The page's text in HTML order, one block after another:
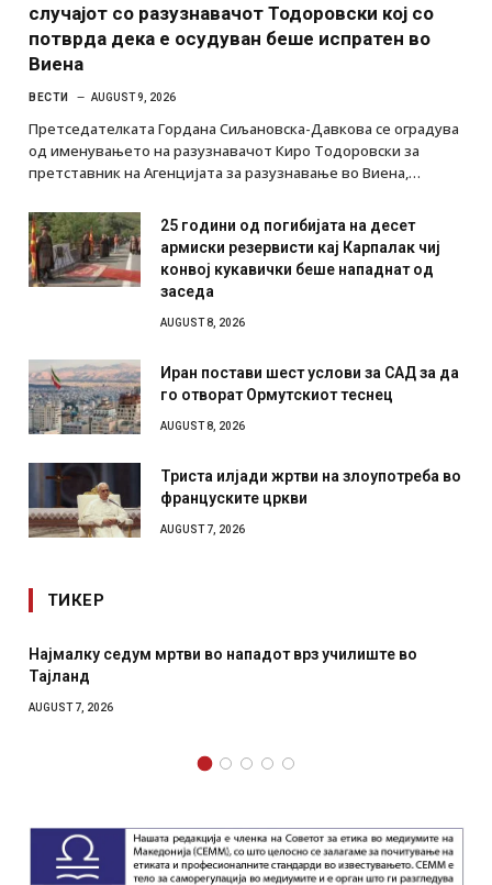
случајот со разузнавачот Тодоровски кој со
потврда дека е осудуван беше испратен во
Виена
ВЕСТИ AUGUST 9, 2026
Претседателката Гордана Сиљановска-Давкова се оградува
од именувањето на разузнавачот Киро Тодоровски за
претставник на Агенцијата за разузнавање во Виена,…
25 години од погибијата на десет
армиски резервисти кај Карпалак чиј
конвој кукавички беше нападнат од
заседа
AUGUST 8, 2026
Иран постави шест услови за САД за да
го отворат Ормутскиот теснец
AUGUST 8, 2026
Триста илјади жртви на злоупотреба во
француските цркви
AUGUST 7, 2026
ТИКЕР
врз училиште во
СОЗИС: Украинците повеќе